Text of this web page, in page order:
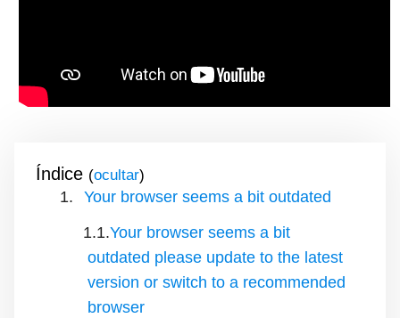
Índice ( )
Your browser seems a bit outdated
Your browser seems a bit
outdated please update to the latest
version or switch to a recommended
browser